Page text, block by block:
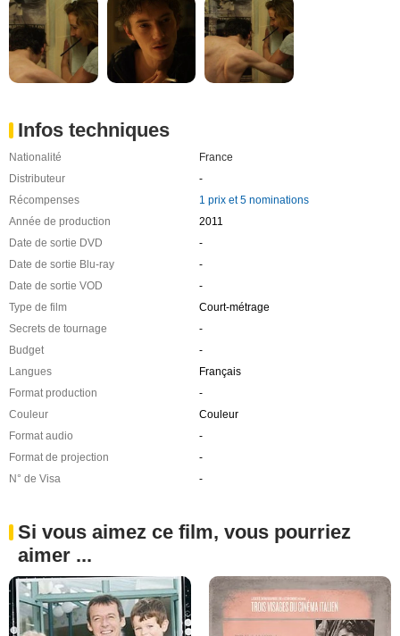
Infos techniques
Nationalité
France
Distributeur
-
Récompenses
1 prix et 5 nominations
Année de production
2011
Date de sortie DVD
-
Date de sortie Blu-ray
-
Date de sortie VOD
-
Type de film
Court-métrage
Secrets de tournage
-
Budget
-
Langues
Français
Format production
-
Couleur
Couleur
Format audio
-
Format de projection
-
N° de Visa
-
Si vous aimez ce film, vous pourriez
aimer ...